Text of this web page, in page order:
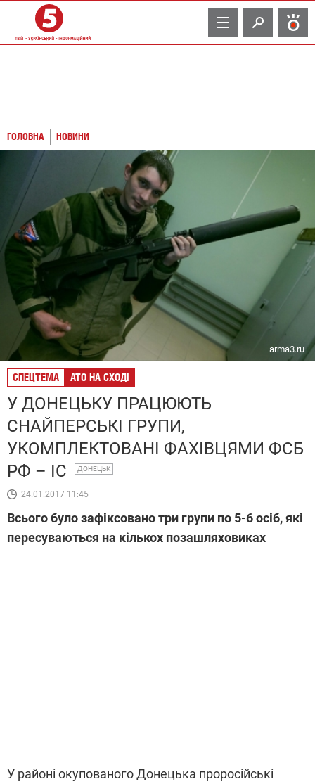
TV
ГОЛОВНА НОВИНИ
arma3.ru
СПЕЦТЕМА АТО НА СХОДІ
У ДОНЕЦЬКУ ПРАЦЮЮТЬ
СНАЙПЕРСЬКІ ГРУПИ,
УКОМПЛЕКТОВАНІ ФАХІВЦЯМИ ФСБ
РФ – ІС
ДОНЕЦЬК
24.01.2017 11:45
Всього було зафіксовано три групи по 5-6 осіб, які
пересуваються на кількох позашляховиках
У районі окупованого Донецька проросійські